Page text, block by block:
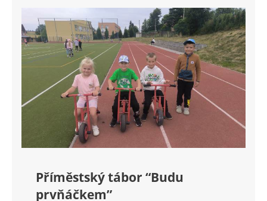
Příměstský tábor “Budu
prvňáčkem”